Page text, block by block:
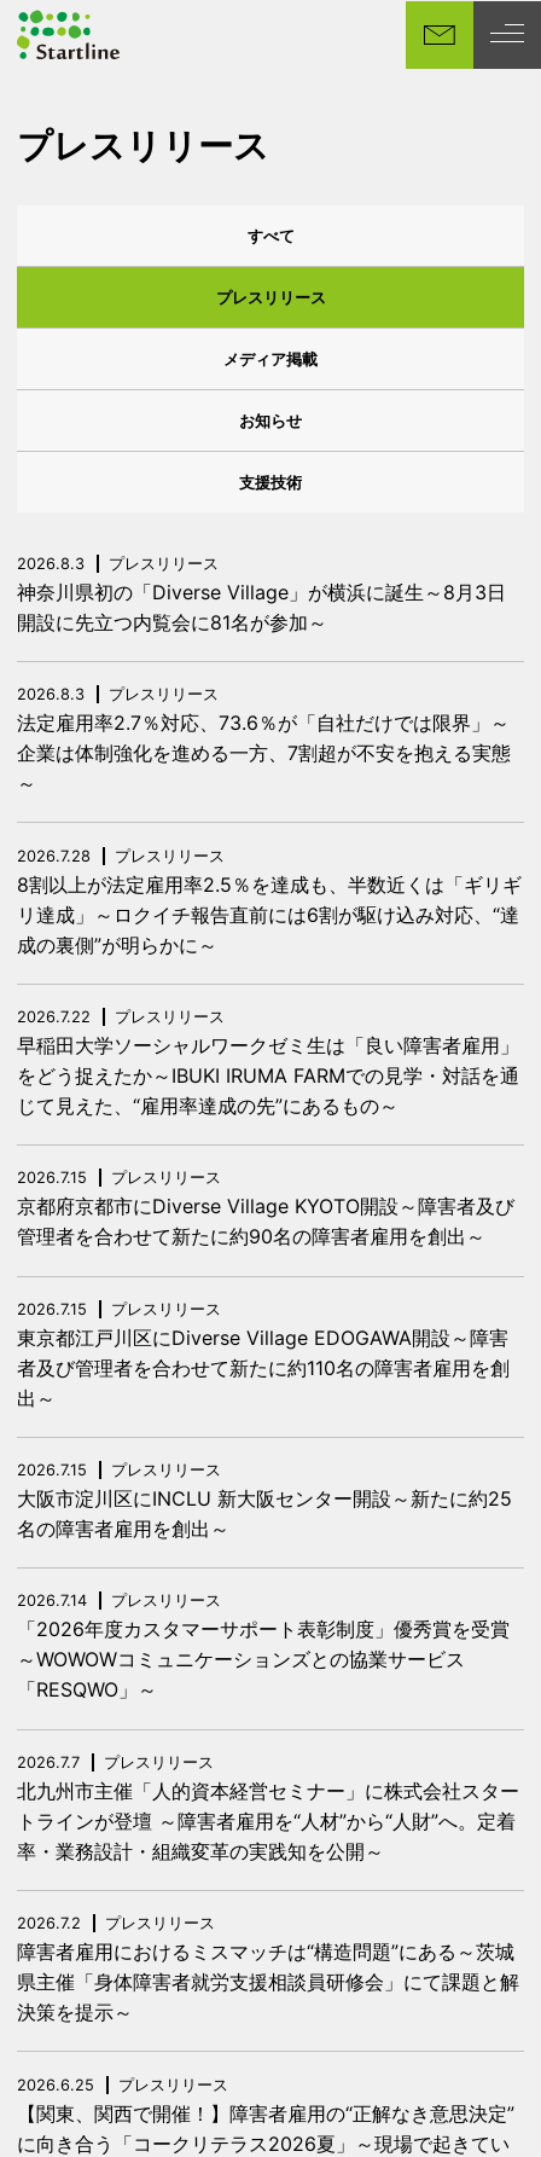
イ
プレスリリース
テ
リ
ら
すべて
プレスリリース
メディア掲載
お知らせ
支援技術
2026.8.3 プレスリリース
神奈川県初の「Diverse Village」が横浜に誕生～8月3日
開設に先立つ内覧会に81名が参加～
2026.8.3 プレスリリース
法定雇用率2.7％対応、73.6％が「自社だけでは限界」～
企業は体制強化を進める一方、7割超が不安を抱える実態
～
2026.7.28 プレスリリース
8割以上が法定雇用率2.5％を達成も、半数近くは「ギリギ
リ達成」～ロクイチ報告直前には6割が駆け込み対応、“達
成の裏側”が明らかに～
2026.7.22 プレスリリース
早稲田大学ソーシャルワークゼミ生は「良い障害者雇用」
をどう捉えたか～IBUKI IRUMA FARMでの見学・対話を通
じて見えた、“雇用率達成の先”にあるもの～
2026.7.15 プレスリリース
京都府京都市にDiverse Village KYOTO開設～障害者及び
管理者を合わせて新たに約90名の障害者雇用を創出～
2026.7.15 プレスリリース
東京都江戸川区にDiverse Village EDOGAWA開設～障害
者及び管理者を合わせて新たに約110名の障害者雇用を創
出～
2026.7.15 プレスリリース
大阪市淀川区にINCLU 新大阪センター開設～新たに約25
名の障害者雇用を創出～
2026.7.14 プレスリリース
「2026年度カスタマーサポート表彰制度」優秀賞を受賞
～WOWOWコミュニケーションズとの協業サービス
「RESQWO」～
2026.7.7 プレスリリース
北九州市主催「人的資本経営セミナー」に株式会社スター
トラインが登壇 ～障害者雇用を“人材”から“人財”へ。定着
率・業務設計・組織変革の実践知を公開～
2026.7.2 プレスリリース
障害者雇用におけるミスマッチは“構造問題”にある～茨城
県主催「身体障害者就労支援相談員研修会」にて課題と解
決策を提示～
2026.6.25 プレスリリース
【関東、関西で開催！】障害者雇用の“正解なき意思決定”
に向き合う「コークリテラス2026夏」～現場で起きてい